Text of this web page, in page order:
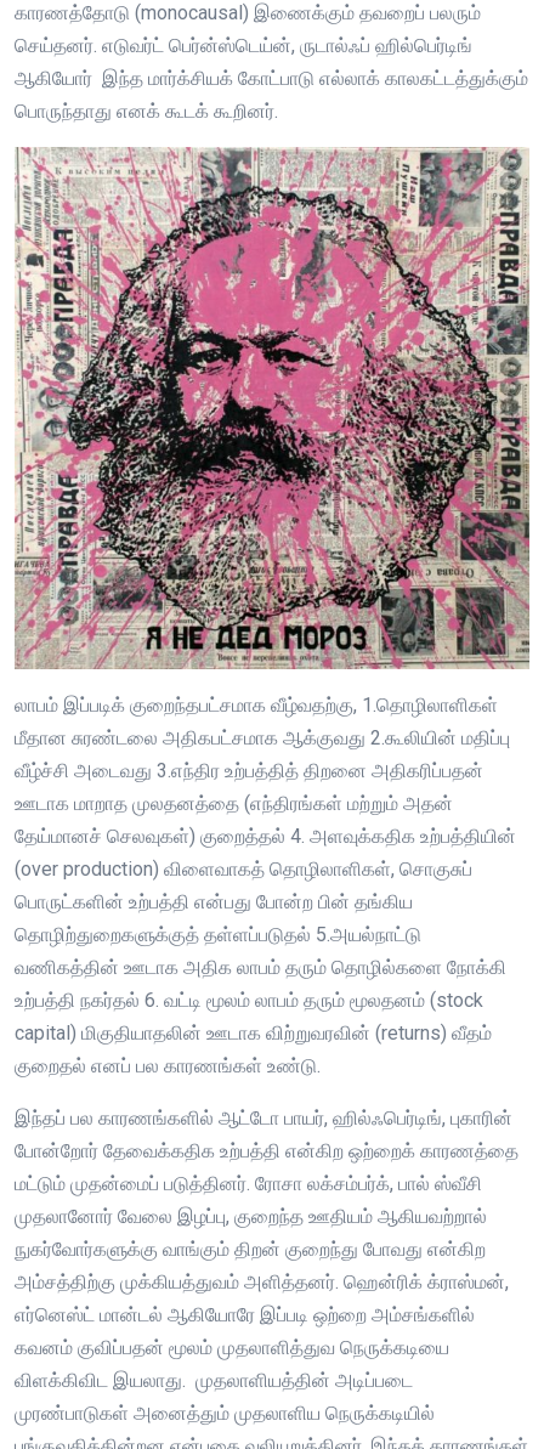
காரணத்தோடு (monocausal) இணைக்கும் தவறைப் பலரும்
செய்தனர். எடுவர்ட் பெர்ன்ஸ்டெய்ன், ருடால்ஃப் ஹில்பெர்டிங்
ஆகியோர் இந்த மார்க்சியக் கோட்பாடு எல்லாக் காலகட்டத்துக்கும்
பொருந்தாது எனக் கூடக் கூறினர்.
லாபம் இப்படிக் குறைந்தபட்சமாக வீழ்வதற்கு, 1.தொழிலாளிகள்
மீதான சுரண்டலை அதிகபட்சமாக ஆக்குவது 2.கூலியின் மதிப்பு
வீழ்ச்சி அடைவது 3.எந்திர உற்பத்தித் திறனை அதிகரிப்பதன்
ஊடாக மாறாத முலதனத்தை (எந்திரங்கள் மற்றும் அதன்
தேய்மானச் செலவுகள்) குறைத்தல் 4. அளவுக்கதிக உற்பத்தியின்
(over production) விளைவாகத் தொழிலாளிகள், சொகுசுப்
பொருட்களின் உற்பத்தி என்பது போன்ற பின் தங்கிய
தொழிற்துறைகளுக்குத் தள்ளப்படுதல் 5.அயல்நாட்டு
வணிகத்தின் ஊடாக அதிக லாபம் தரும் தொழில்களை நோக்கி
உற்பத்தி நகர்தல் 6. வட்டி மூலம் லாபம் தரும் மூலதனம் (stock
capital) மிகுதியாதலின் ஊடாக விற்றுவரவின் (returns) வீதம்
குறைதல் எனப் பல காரணங்கள் உண்டு.
இந்தப் பல காரணங்களில் ஆட்டோ பாயர், ஹில்ஃபெர்டிங், புகாரின்
போன்றோர் தேவைக்கதிக உற்பத்தி என்கிற ஒற்றைக் காரணத்தை
மட்டும் முதன்மைப் படுத்தினர். ரோசா லக்சம்பர்க், பால் ஸ்வீசி
முதலானோர் வேலை இழப்பு, குறைந்த ஊதியம் ஆகியவற்றால்
நுகர்வோர்களுக்கு வாங்கும் திறன் குறைந்து போவது என்கிற
அம்சத்திற்கு முக்கியத்துவம் அளித்தனர். ஹென்ரிக் க்ராஸ்மன்,
எர்னெஸ்ட் மான்டல் ஆகியோரே இப்படி ஒற்றை அம்சங்களில்
கவனம் குவிப்பதன் மூலம் முதலாளித்துவ நெருக்கடியை
விளக்கிவிட இயலாது. முதலாளியத்தின் அடிப்படை
முரண்பாடுகள் அனைத்தும் முதலாளிய நெருக்கடியில்